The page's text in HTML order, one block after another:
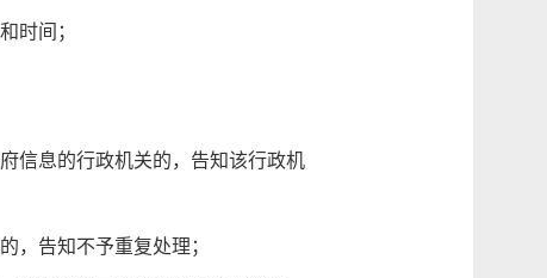
时间；
信息的行政机关的，告知该行政机
告知不予重复处理；